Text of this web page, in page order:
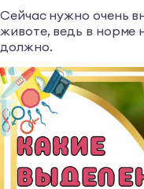
Сейчас нужно очень
животе, ведь в норме
должно.